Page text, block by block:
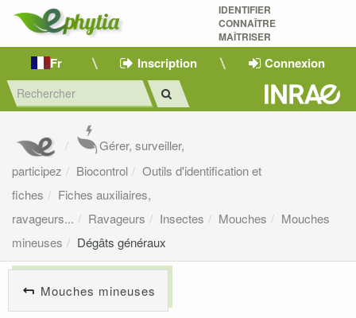
IDENTIFIER
CONNAÎTRE
MAÎTRISER
Fr Inscription Connexion
Gérer, surveiller,
participez
Biocontrol
Outils d'identification et
fiches
Fiches auxiliaires,
ravageurs...
Ravageurs Insectes Mouches
Mouches
mineuses
Dégâts généraux
Mouches mineuses